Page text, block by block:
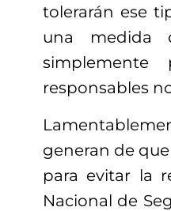
tolerarán ese
una medida
responsables
generan de
para evitar la
Nacional de